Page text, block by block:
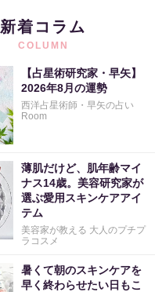
新着コラム
COLUMN
【占星術研究家・早矢】
2026年8月の運勢
西洋占星術師・早矢の占い
Room
薄肌だけど、肌年齢マイ
ナス14歳。美容研究家が
選ぶ愛用スキンケアアイ
テム
美容家が教える 大人のプチプ
ラコスメ
暑くて朝のスキンケアを
早く終わらせたい日もこ